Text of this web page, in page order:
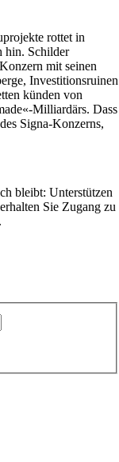
rottet in
hin. Schilder
mit seinen
Investitionsruinen
künden von
Milliardärs. Dass
Signa-Konzerns,
bleibt: Unterstützen
Sie Zugang zu